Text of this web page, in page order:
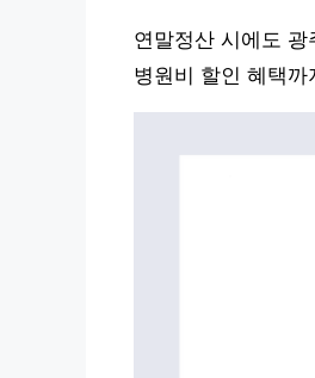
연말정산 시에도
병원비 할인 혜택